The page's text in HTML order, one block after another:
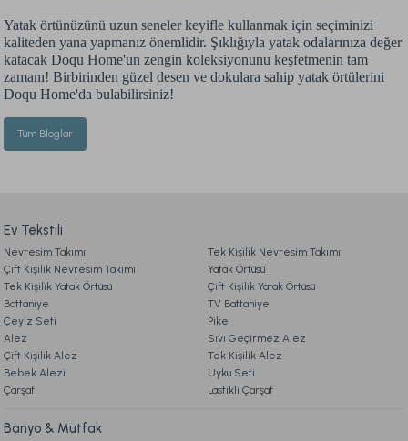
Yatak örtünüzünü uzun seneler keyifle kullanmak için seçiminizi
kaliteden yana yapmanız önemlidir. Şıklığıyla yatak odalarınıza değer
katacak Doqu Home'un zengin koleksiyonunu keşfetmenin tam
zamanı! Birbirinden güzel desen ve dokulara sahip yatak örtülerini
Doqu Home'da bulabilirsiniz!
Tüm Bloglar
Ev Tekstili
Nevresim Takımı
Tek Kişilik Nevresim Takımı
Çift Kişilik Nevresim Takımı
Yatak Örtüsü
Tek Kişilik Yatak Örtüsü
Çift Kişilik Yatak Örtüsü
Battaniye
TV Battaniye
Çeyiz Seti
Pike
Alez
Sıvı Geçirmez Alez
Çift Kişilik Alez
Tek Kişilik Alez
Bebek Alezi
Uyku Seti
Çarşaf
Lastikli Çarşaf
Banyo & Mutfak